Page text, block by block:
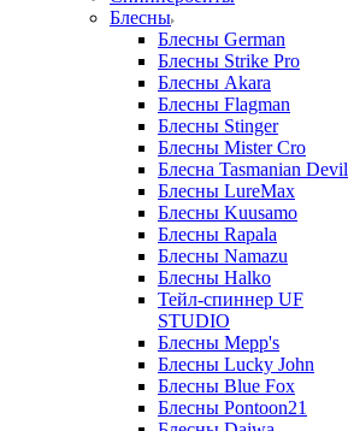
Блесны
Блесны German
Блесны Strike Pro
Блесны Akara
Блесны Flagman
Блесны Stinger
Блесны Mister Cro
Блесна Tasmanian Devil
Блесны LureMax
Блесны Kuusamo
Блесны Rapala
Блесны Namazu
Блесны Halko
Тейл-спиннер UF
STUDIO
Блесны Mepp's
Блесны Lucky John
Блесны Blue Fox
Блесны Pontoon21